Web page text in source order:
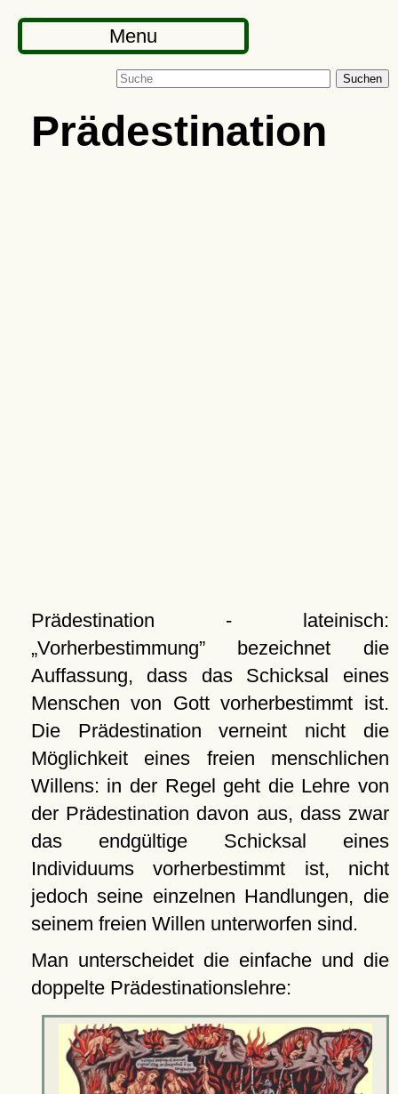
Menu
Suchen
Prädestination
Prädestination - lateinisch:
Vorherbestimmung bezeichnet die
Auffassung, dass das Schicksal eines
Menschen von Gott vorherbestimmt ist.
Die Prädestination verneint nicht die
Möglichkeit eines freien menschlichen
Willens: in der Regel geht die Lehre von
der Prädestination davon aus, dass zwar
das endgültige Schicksal eines
Individuums vorherbestimmt ist, nicht
jedoch seine einzelnen Handlungen, die
seinem freien Willen unterworfen sind.
Man unterscheidet die einfache und die
doppelte Prädestinationslehre: